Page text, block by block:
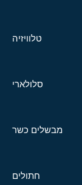
טלוויזיה
סלולארי
מבשלים כשר
חתולים